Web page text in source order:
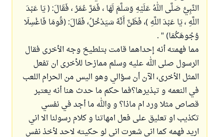
النَّبِيُّ صَلَّى اللهُ عَلَيْهِ وَسَلَّمَ لَهَا ، فَمَرَّ عُمَرُ ، فَقَالَ: ( يَا عَبْدَ
اللَّهِ ، يَا عَبْدَ اللَّهِ )، فَظَنَّ أَنَّهُ سَيَدْخُلُ، فَقَالَ: (قُومَا فَاغْسِلَا
وُجُوهَكُمَا) " .
مما فهمته أنه إحداهما قامت بتلطيخ وجه الأخرى فقال
الرسول صلى الله عليه وسلم ممازحا للأخرى ان تفعل
المثل الأخرى، الآن أن سؤالي وهو اليس من الحرام اللعب
في النعمه و تبذيرها؟فما حكم ما حدث هنا أنه يعتبر
قصاص مثلا ورد ام ماذا؟ و والله ما أجد في نفسي
تكذيب او تعليق على فعل امهاتنا و كلام رسولنا الا اني
اريد فهمه كما اني شعرت اني لو حكيته لاحد لأخذ نفس